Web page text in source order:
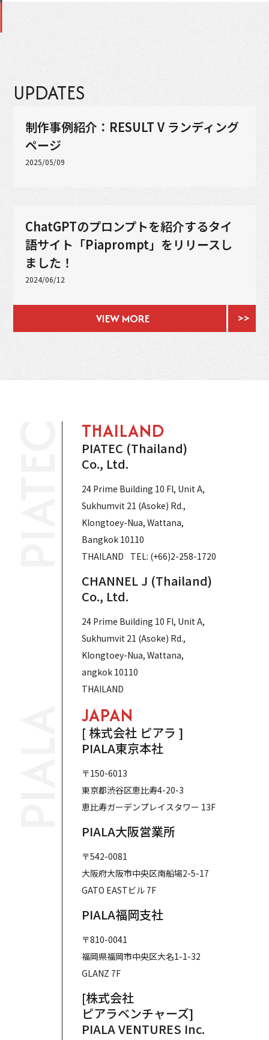
UPDATES
制作事例紹介：RESULT V ランディング
ページ
2025/05/09
ChatGPTのプロンプトを紹介するタイ
語サイト「Piaprompt」をリリースし
ました！
2024/06/12
VIEW MORE
THAILAND
PIATEC (Thailand)
Co., Ltd.
24 Prime Building 10 Fl, Unit A,
Sukhumvit 21 (Asoke) Rd.,
Klongtoey-Nua, Wattana,
Bangkok 10110
THAILAND TEL: (+66)2-258-1720
CHANNEL J (Thailand)
Co., Ltd.
24 Prime Building 10 Fl, Unit A,
Sukhumvit 21 (Asoke) Rd.,
Klongtoey-Nua, Wattana,
angkok 10110
THAILAND
JAPAN
[ 株式会社 ピアラ ]
PIALA東京本社
〒150-6013
東京都渋谷区恵比寿4-20-3
恵比寿ガーデンプレイスタワー 13F
PIALA大阪営業所
〒542-0081
大阪府大阪市中央区南船場2-5-17
GATO EASTビル 7F
PIALA福岡支社
〒810-0041
福岡県福岡市中央区大名1-1-32
GLANZ 7F
[株式会社
ピアラベンチャーズ]
PIALA VENTURES Inc.